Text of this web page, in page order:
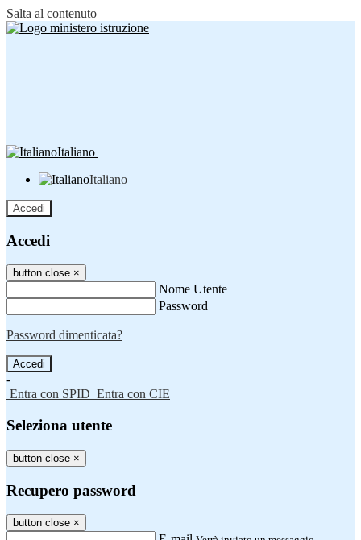
Salta al contenuto
Italiano
Italiano
Accedi
Accedi
button close ×
Nome Utente
Password
Password dimenticata?
-
Entra con SPID Entra con CIE
Seleziona utente
button close ×
Recupero password
button close ×